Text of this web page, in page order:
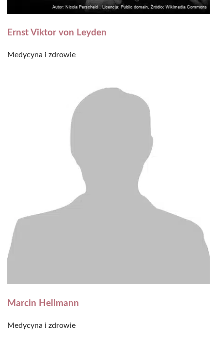
Ernst Viktor von Leyden
Medycyna i zdrowie
Marcin Hellmann
Medycyna i zdrowie